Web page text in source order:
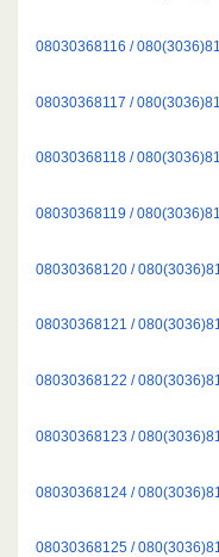
08030368116 /
08030368117 /
08030368118 /
08030368119 /
08030368120 /
08030368121 /
08030368122 /
08030368123 /
08030368124 /
08030368125 /